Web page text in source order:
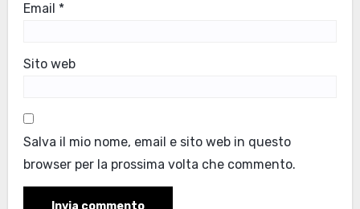
Email *
Sito web
Salva il mio nome, email e sito web in questo
browser per la prossima volta che commento.